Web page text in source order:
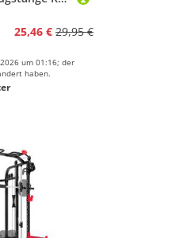
25,46 € 29,95 €
um 01:16; der
haben.